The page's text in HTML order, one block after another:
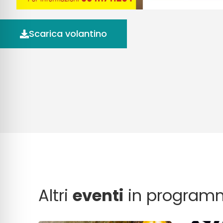
Scarica volantino
Altrieventi in